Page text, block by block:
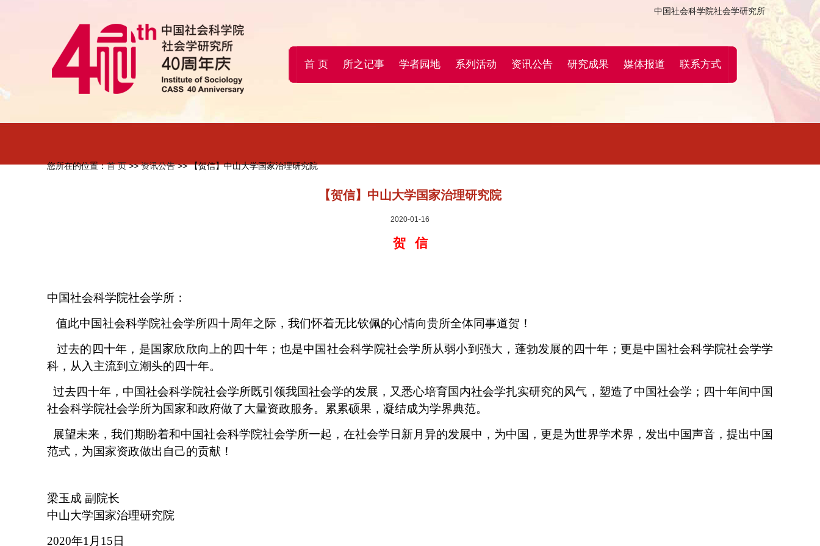
中国社会科学院社会学研究所
首 页 所之记事 学者园地 系列活动 资讯公告 研究成果 媒体报道 联系方式
您所在的位置：首 页>>资讯公告>> 【贺信】中山大学国家治理研究院
【贺信】中山大学国家治理研究院
2020-01-16
​贺 信
中国社会科学院社会学所：
值此中国社会科学院社会学所四十周年之际，我们怀着无比钦佩的心情向贵所全体同事道贺！
过去的四十年，是国家欣欣向上的四十年； 也是中国社会科学院社会学所从弱小到强大，蓬勃发展的四十年； 更是中国社会科学院社会学学
科，从入主流到立潮头的四十年。
过去四十年，中国社会科学院社会学所既引领我国社会学的发展，又悉心培育国内社会学扎实研究的风气，塑造了中国社会学； 四十年间中国
社会科学院社会学所为国家和政府做了大量资政服务。 累累硕果，凝结成为学界典范。
展望未来，我们期盼着和中国社会科学院社会学所一起，在社会学日新月异的发展中，为中国，更是为世界学术界，发出中国声音，提出中国
范式，为国家资政做出自己的贡献！
梁玉成 副院长
中山大学国家治理研究院
2020年1月15日